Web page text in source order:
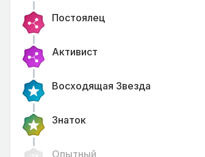
Постоялец
Активист
Восходящая Звезда
Знаток
Опытный